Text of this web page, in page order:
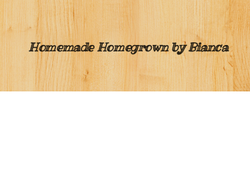
Homemade Homegrown by Bianca